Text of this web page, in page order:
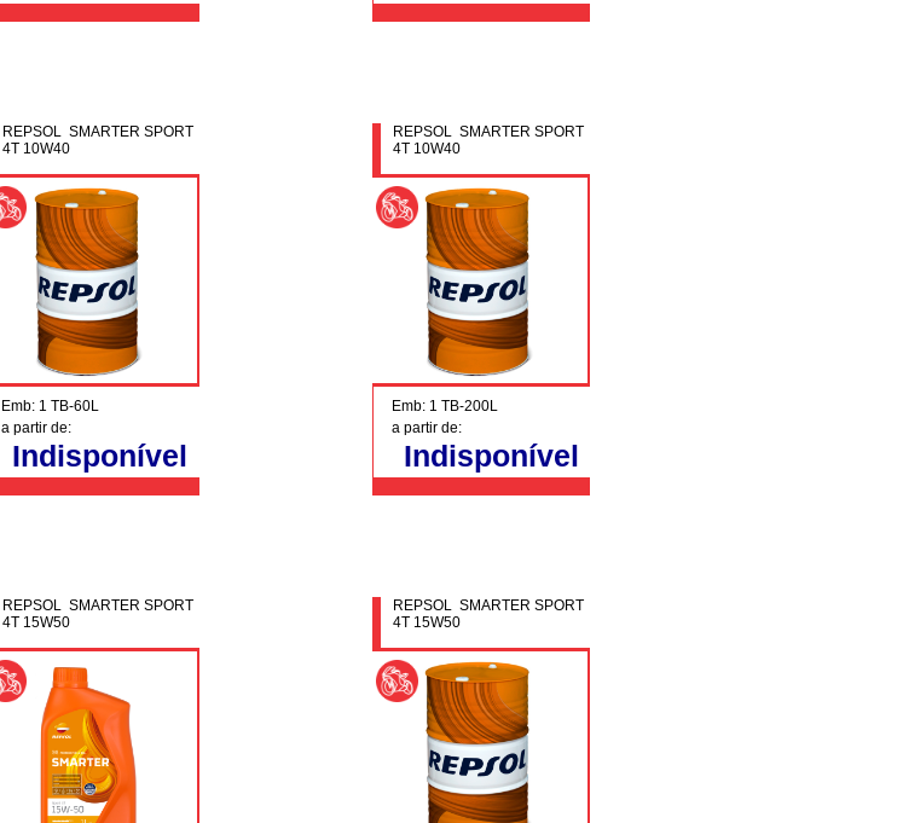
REPSOL SMARTER SPORT
4T 10W40
Emb: 1 TB-60L
a partir de:
Indisponível
REPSOL SMARTER SPORT
4T 10W40
Emb: 1 TB-200L
a partir de:
Indisponível
REPSOL SMARTER SPORT
4T 15W50
REPSOL SMARTER SPORT
4T 15W50